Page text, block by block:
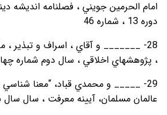
امام الحرمين جويني ، فصلنامه انديشه
دوره 13 ، شماره 46
28- _______ و آقاي ، اسراف و تبذير
، پژوهشهاي اخلاقي ، سال دوم شماره
29- _____ و محمدي قباد، “معنا
عالمان مسلمان، آيينه معرفت ، سال سال ششم،